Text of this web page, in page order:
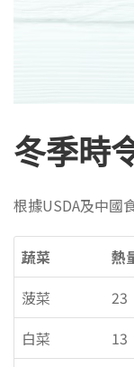
冬季時
根據USDA及中國
蔬菜 熱
菠菜
23
白菜
13